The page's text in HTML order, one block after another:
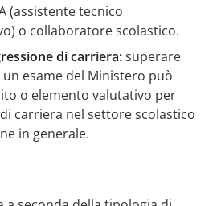
(assistente tecnico
o collaboratore scolastico.
di carriera:superare
un esame del Ministero può
o elemento valutativo per
carriera nel settore scolastico
in generale.